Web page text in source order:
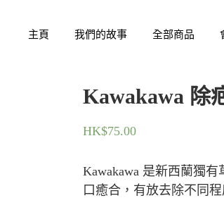
主頁 我們的故事 全部商品
Kawakawa 除
HK$75.00
Kawakawa 是新西蘭獨
口癒合，有放去除不同